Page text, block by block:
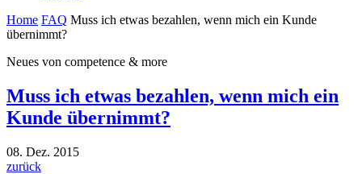
Home FAQ Muss ich etwas bezahlen, wenn mich ein Kunde
übernimmt?
Neues von competence & more
Muss ich etwas bezahlen, wenn mich ein
Kunde übernimmt?
08. Dez. 2015
zurück